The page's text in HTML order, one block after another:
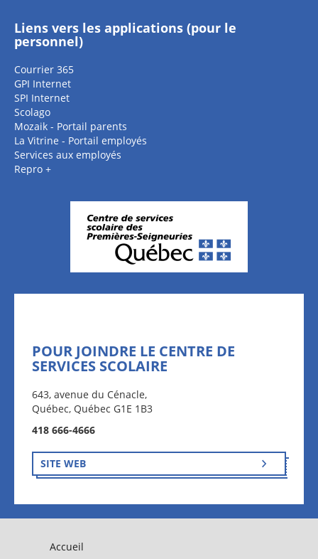
Liens vers les applications (pour le
personnel)
Courrier 365
GPI Internet
SPI Internet
Scolago
Mozaik - Portail parents
La Vitrine - Portail employés
Services aux employés
Repro +
POUR JOINDRE LE CENTRE DE
SERVICES SCOLAIRE
643, avenue du Cénacle,
Québec, Québec G1E 1B3
418 666-4666
SITE WEB
Accueil